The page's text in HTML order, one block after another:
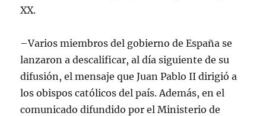
XX.
–Varios miembros del gobierno de España se
lanzaron a descalificar, al día siguiente de su
difusión, el mensaje que Juan Pablo II dirigió a
los obispos católicos del país. Además, en el
comunicado difundido por el Ministerio de